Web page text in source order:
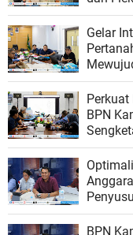
Gelar
BPN
2027
BPN